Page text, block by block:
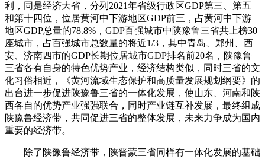
利，同是经济大省，分列2021年省级行政区GDP第三、第五
和第十四位，位居黄河中下游地区GDP前三，占黄河中下游
地区GDP总量的78.8%，GDP百强城市中陕豫鲁三省共上榜30
座城市，占百强城市总数量的将近1/3，其中青岛、郑州、西
安、济南四市的GDP长期位居城市GDP排名前20名，陕豫鲁
三省各有自身的特色优势产业，经济结构类似，同时三省的文
化习俗相近，《黄河流域生态保护和高质量发展规划纲要》的
出台进一步促进陕豫鲁三省的一体化发展，使山东、河南和陕
西各自的优势产业强强联合，同时产业链互补发展，最终组成
陕豫鲁经济带，共同促进三省的整体发展，未来力争成为国内
重要的经济带。
除了陕豫鲁经济带，陕晋蒙三省同样有一体化发展的基础